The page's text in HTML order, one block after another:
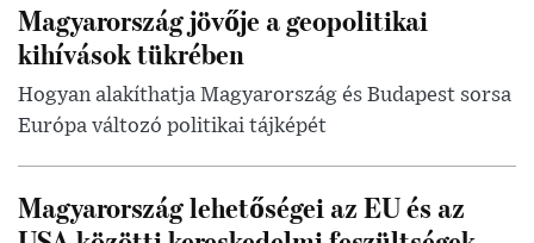
Magyarország jövője a geopolitikai
kihívások tükrében
Hogyan alakíthatja Magyarország és Budapest sorsa
Európa változó politikai tájképét
Magyarország lehetőségei az EU és az